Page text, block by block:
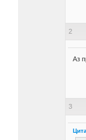
2
Аз
3